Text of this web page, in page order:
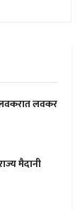
लवकरात लवकर
मैदानी